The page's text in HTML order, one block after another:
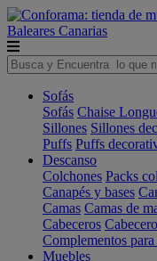
Baleares Canarias
Sofás
Sofás Chaise
Sillones Sillones
Puffs Puffs
Descanso
Colchones Packs
Canapés y bases
Camas Camas de
Cabeceros
Complementos
Muebles